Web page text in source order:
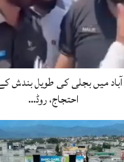
میں بجلی کی طویل بندش
احتجاج، روڈ…